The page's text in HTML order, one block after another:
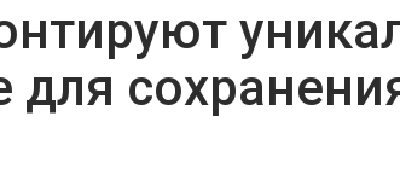
для
Дождевая вода с
может помочь